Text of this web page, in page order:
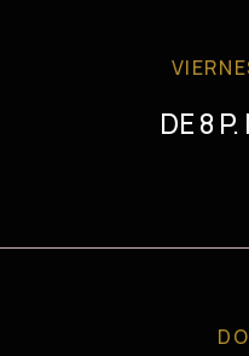
DE 8